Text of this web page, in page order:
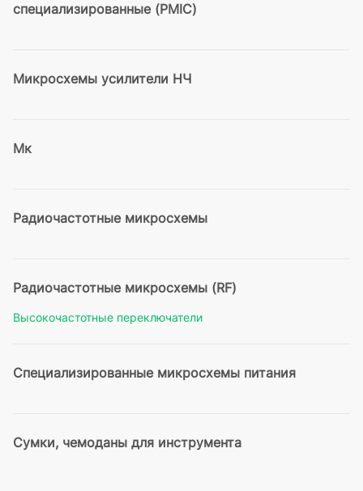
специализированные (PMIC)
Микросхемы усилители НЧ
Мк
Радиочастотные микросхемы
Радиочастотные микросхемы (RF)
Высокочастотные переключатели
Специализированные микросхемы питания
Сумки, чемоданы для инструмента